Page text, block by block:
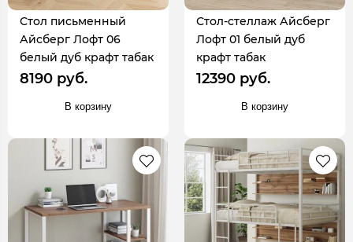
Стол письменный
Айсберг Лофт 06
белый дуб крафт табак
8190 руб.
В корзину
Стол-стеллаж Айсберг
Лофт 01 белый дуб
крафт табак
12390 руб.
В корзину